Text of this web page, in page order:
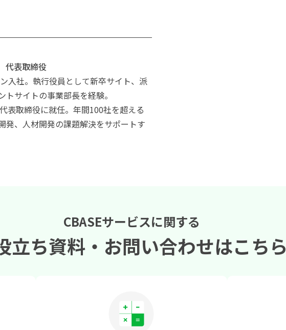
代表取締役
入社。執行役員として新卒サイト、派
サイトの事業部長を経験。
表取締役に就任。年間100社を超える
発、人材開発の課題解決をサポートす
CBASEサービスに関する
立ち資料・ お問い合わせはこちら